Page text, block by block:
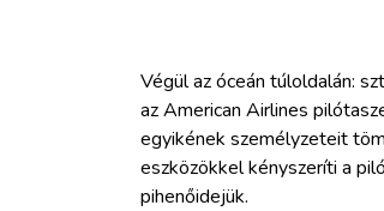
Végül az óceán túloldalán:
az American Airlines
egyikének személyzeteit
eszközökkel kényszeríti a
pihenőidejük.